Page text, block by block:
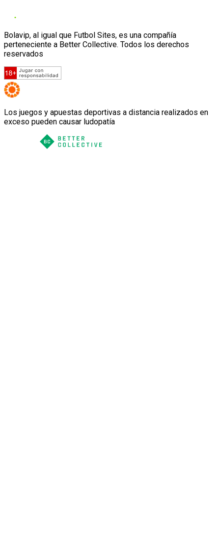
Bolavip, al igual que Futbol Sites, es una compañía
perteneciente a Better Collective. Todos los derechos
reservados
Los juegos y apuestas deportivas a distancia realizados en
exceso pueden causar ludopatía